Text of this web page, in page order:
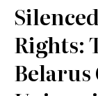
Rights: